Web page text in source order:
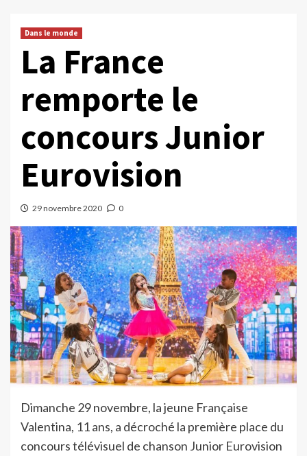
Dans le monde
La France
remporte le
concours Junior
Eurovision
29 novembre 2020 0
Dimanche 29 novembre, la jeune Française
Valentina, 11 ans, a décroché la première place du
concours télévisuel de chanson Junior Eurovision